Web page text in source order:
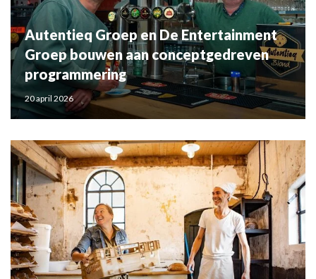
Autentieq Groep en De Entertainment
Groep bouwen aan conceptgedreven
programmering
20 april 2026